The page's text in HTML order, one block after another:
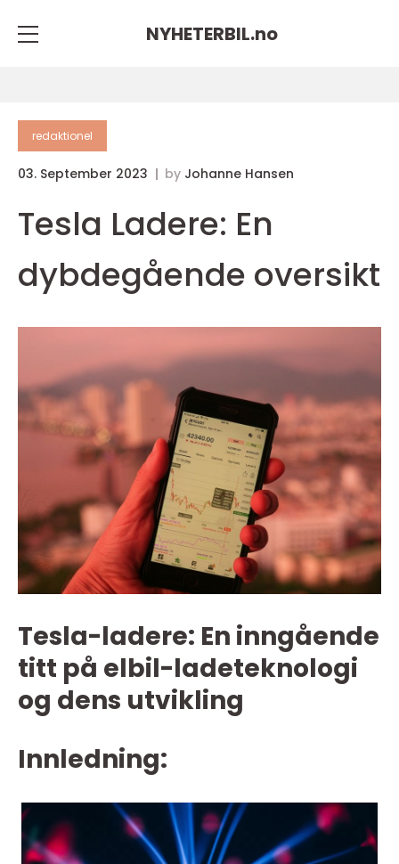
NYHETERBIL.no
redaktionel
03. September 2023 by Johanne Hansen
Tesla Ladere: En
dybdegående oversikt
Tesla-ladere: En inngående
titt på elbil-ladeteknologi
og dens utvikling
Innledning: